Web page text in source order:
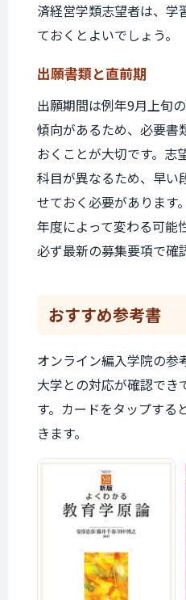
済経営学類志望者は、学
ておくとよいでしょう。
出願書類と直前期
出願期間は例年9月上旬
傾向があるため、必要書
おくことが大切です。志
科目が異なるため、早い
せておく必要があります
年度によって変わる可能
必ず最新の募集要項で確
おすすめ参考書
オンライン編入学院の参
大学との対応が確認でき
す。カードをタップする
きます。